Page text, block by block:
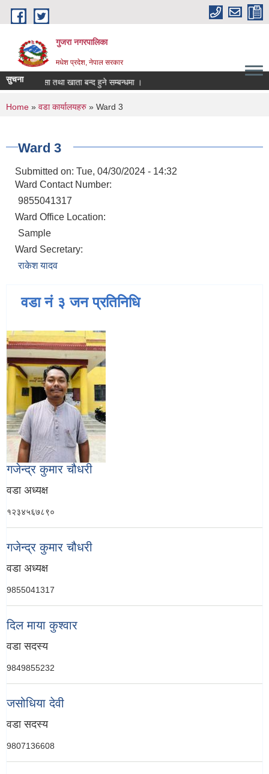
Skip to main content
गुजरा नगरपालिका
मधेश प्रदेश, नेपाल सरकार
सुचना
निकासा तथा खाता बन्द हुने सम्बन्धमा ।
You are here
Home » वडा कार्यालयहरु » Ward 3
Ward 3
Submitted on: Tue, 04/30/2024 - 14:32
Ward Contact Number:
9855041317
Ward Office Location:
Sample
Ward Secretary:
राकेश यादव
वडा नं ३ जन प्रतिनिधि
गजेन्द्र कुमार चौधरी
वडा अध्यक्ष
१२३४५६७८९०
गजेन्द्र कुमार चौधरी
वडा अध्यक्ष
9855041317
दिल माया कुश्वार
वडा सदस्य
9849855232
जसोधिया देवी
वडा सदस्य
9807136608